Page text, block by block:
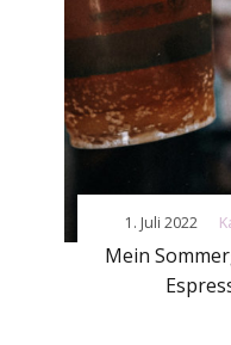
Mein
1. Juli 2022